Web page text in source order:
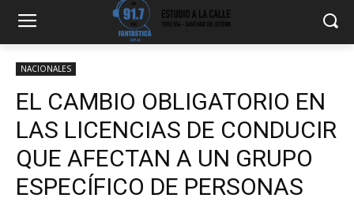
NACIONALES
EL CAMBIO OBLIGATORIO EN
LAS LICENCIAS DE CONDUCIR
QUE AFECTAN A UN GRUPO
ESPECÍFICO DE PERSONAS